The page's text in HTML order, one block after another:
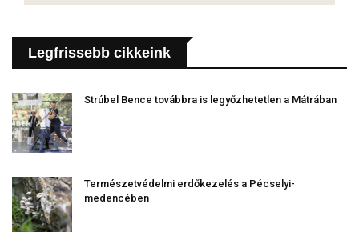
Legfrissebb cikkeink
Strúbel Bence továbbra is legyőzhetetlen a Mátrában
Természetvédelmi erdőkezelés a Pécselyi-
medencében